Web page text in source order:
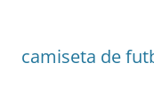
camiseta de